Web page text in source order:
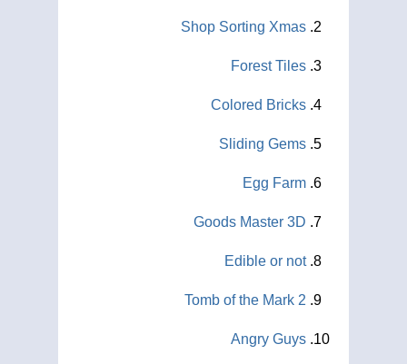
Shop Sorting Xmas
Forest Tiles
Colored Bricks
Sliding Gems
Egg Farm
Goods Master 3D
Edible or not
Tomb of the Mark 2
Angry Guys